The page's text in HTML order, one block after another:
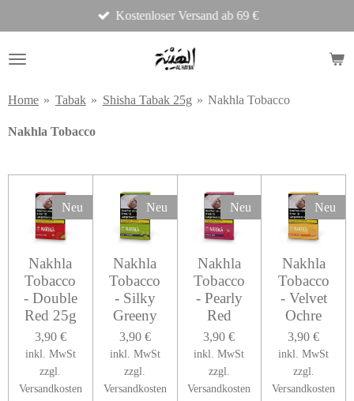
Hauptinhalt
springen
Kostenloser Versand ab 69 €
Home » Tabak » Shisha Tabak 25g » Nakhla Tobacco
Nakhla Tobacco
Neu
Nakhla
Tobacco
- Double
Red 25g
3,90 €
inkl. MwSt
zzgl.
Versandkosten
Neu
Nakhla
Tobacco
- Silky
Greeny
3,90 €
inkl. MwSt
zzgl.
Versandkosten
Neu
Nakhla
Tobacco
- Pearly
Red
3,90 €
inkl. MwSt
zzgl.
Versandkosten
Neu
Nakhla
Tobacco
- Velvet
Ochre
3,90 €
inkl. MwSt
zzgl.
Versandkosten